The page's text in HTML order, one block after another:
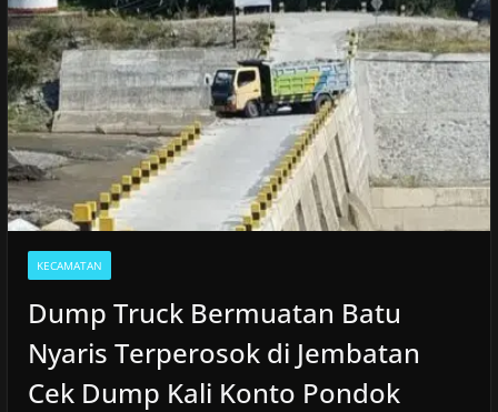
KECAMATAN
Dump Truck Bermuatan Batu
Nyaris Terperosok di Jembatan
Cek Dump Kali Konto Pondok